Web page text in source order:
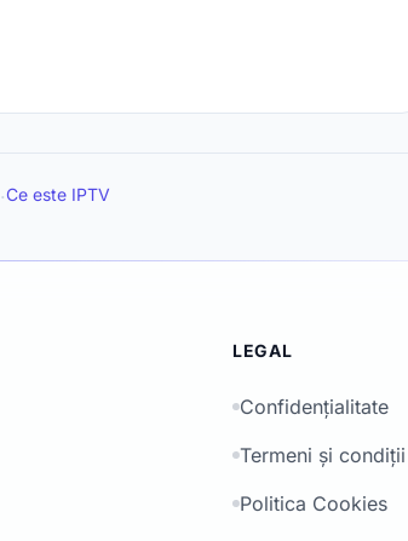
·Ce este IPTV
LEGAL
Confidențialitate
Termeni și condiții
Politica Cookies